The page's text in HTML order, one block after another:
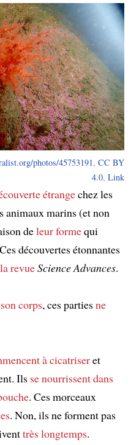
photos/45753191,CC BY
4.0,Link
étrangechez les
animaux marins (et non
deleur formequi
découvertes étonnantes
la revueScience Advances.
son corps, ces partiesne
à cicatriseret
Ils se nourrissentdans
. Ces morceaux
. Non, ils ne forment pas
très longtemps.